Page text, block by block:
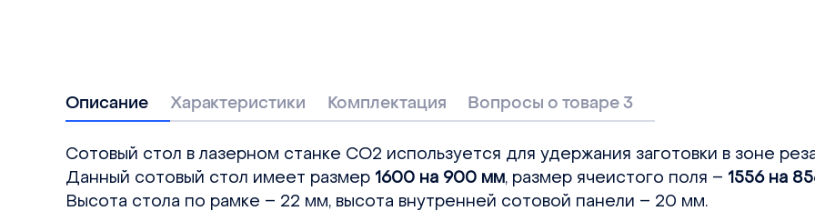
Описание Характеристики Комплектация Вопросы о товаре 3
Сотовый стол в лазерном станке СО2 используется для удержания заготовки в зоне
Данный сотовый стол имеет размер 1600 на 900 мм, размер ячеистого поля – 1556 на
Высота стола по рамке – 22 мм, высота внутренней сотовой панели – 20 мм.